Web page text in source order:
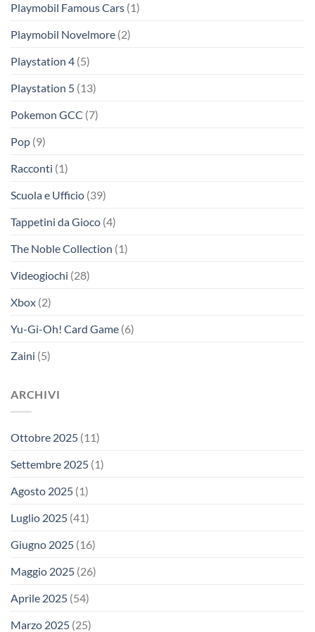
Playmobil Famous Cars (1)
Playmobil Novelmore (2)
Playstation 4 (5)
Playstation 5 (13)
Pokemon GCC (7)
Pop (9)
Racconti (1)
Scuola e Ufficio (39)
Tappetini da Gioco (4)
The Noble Collection (1)
Videogiochi (28)
Xbox (2)
Yu-Gi-Oh! Card Game (6)
Zaini (5)
ARCHIVI
Ottobre 2025 (11)
Settembre 2025 (1)
Agosto 2025 (1)
Luglio 2025 (41)
Giugno 2025 (16)
Maggio 2025 (26)
Aprile 2025 (54)
Marzo 2025 (25)